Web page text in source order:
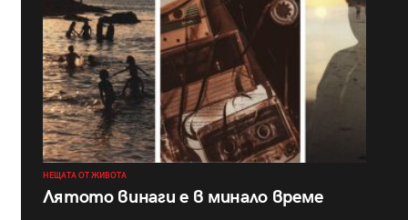
НЕЩАТА ОТ ЖИВОТА
Лятото винаги е в минало време